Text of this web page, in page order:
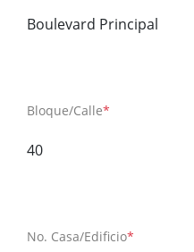
Boulevard Principal
Bloque/Calle*
40
No. Casa/Edificio*